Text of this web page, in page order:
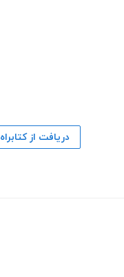
دریافت از کتابراه